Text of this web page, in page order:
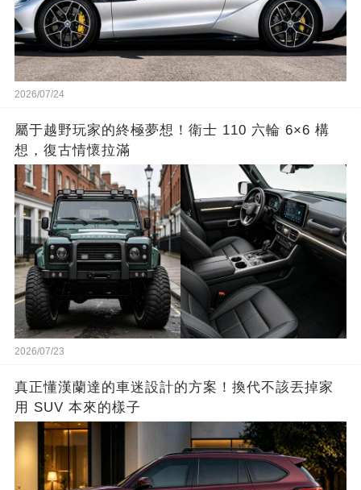
2026/07/24
屬于越野玩家的終極夢想！衛士 110 六輪 6×6 構
想，復古情懷拉滿
2026/07/23
真正懂漢蘭達的車迷設計的方案！換代不該丟掉家
用 SUV 本來的樣子